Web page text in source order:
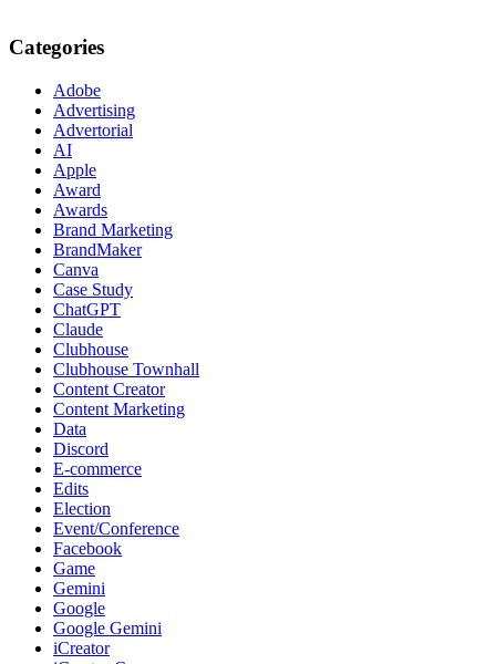
Categories
Adobe
Advertising
Advertorial
AI
Apple
Award
Awards
Brand Marketing
BrandMaker
Canva
Case Study
ChatGPT
Claude
Clubhouse
Clubhouse Townhall
Content Creator
Content Marketing
Data
Discord
E-commerce
Edits
Election
Event/Conference
Facebook
Game
Gemini
Google
Google Gemini
iCreator